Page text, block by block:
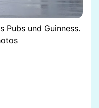
Pubs und Guinness.